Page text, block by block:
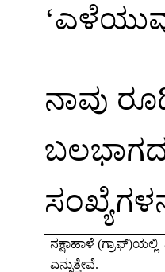
‘
ನಾವು
ನಕ್ಷಾಹಾಳೆ (ಗ್ರಾಫ್)ಯಲ್ಲಿ
ಎನ್ನುತ್ತೇವೆ.